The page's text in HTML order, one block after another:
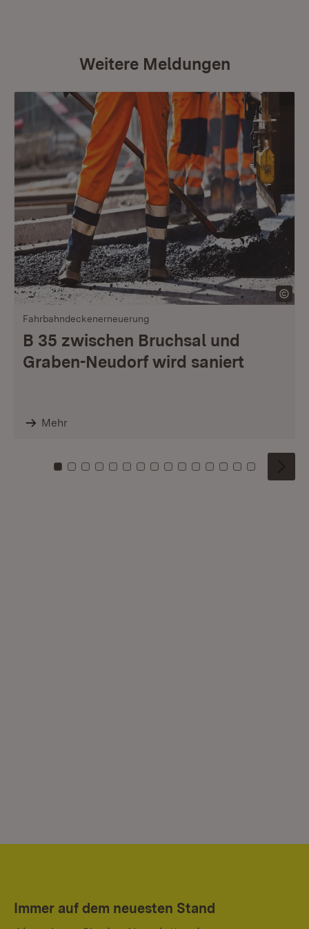
Weitere Meldungen
Fahrbahndeckenerneuerung
B 35 zwischen Bruchsal und
Graben-Neudorf wird saniert
Mehr
Zu Kachel: 0
Zu Kachel: 1
Zu Kachel: 2
Zu Kachel: 3
Zu Kachel: 4
Zu Kachel: 5
Zu Kachel: 6
Zu Kachel: 7
Zu Kachel: 8
Zu Kachel: 9
Zu Kachel: 10
Zu Kachel: 11
Zu Kachel: 12
Zu Kachel:
Zu
Immer auf dem neuesten Stand